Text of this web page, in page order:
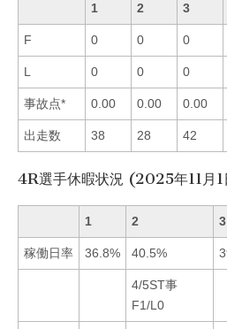
1 2 3
F 0 0 0
L 0 0 0
事故点* 0.00 0.00 0.00
出走数 38 28 42
4R選手休暇状況 (2025年11月1
1 2 3
稼働日率 36.8% 40.5%
4/5ST事
F1/L0